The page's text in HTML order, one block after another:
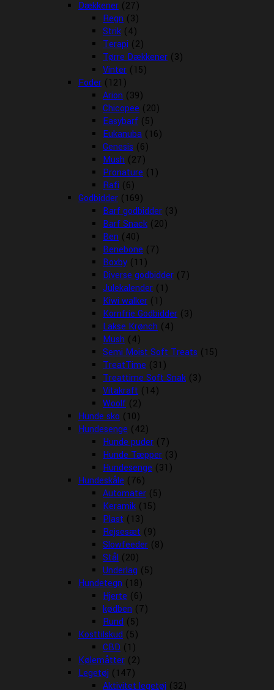
Dækkener (27)
Regn (3)
Strik (4)
Terapi (2)
Tørre Dækkener (3)
Vinter (15)
Foder (121)
Arion (39)
Chicopee (20)
Easybarf (5)
Eukanuba (16)
Genesis (6)
Mush (27)
Pronature (1)
Rafi (6)
Godbidder (169)
Barf godbidder (3)
Barf Snack (20)
Ben (40)
Benebone (7)
Boxby (11)
Diverse godbidder (7)
Julekalender (1)
Kiwi walker (1)
Kornfrie Godbidder (3)
Lakse Krønch (4)
Mush (4)
Semi Moist Soft Treats (15)
TreatTime (31)
Treattime Soft Snak (3)
Vitakraft (14)
Woolf (2)
Hunde sko (10)
Hundesenge (42)
Hunde puder (7)
Hunde Tæpper (3)
Hundesenge (31)
Hundeskåle (76)
Automater (5)
Keramik (15)
Plast (13)
Rejsesæt (9)
Slowfeeder (8)
Stål (20)
Underlag (5)
Hundetegn (18)
Hjerte (6)
kødben (7)
Rund (5)
Kosttilskud (5)
CBD (1)
Kølemåtter (2)
Legetøj (147)
Aktivitet legetøj (32)